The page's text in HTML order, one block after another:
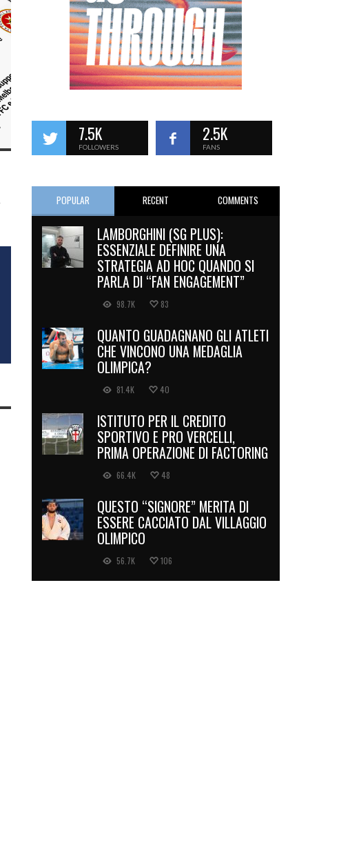
7.5K
FOLLOWERS
2.5K
FANS
POPULAR RECENT COMMENTS
LAMBORGHINI (SG PLUS):
ESSENZIALE DEFINIRE UNA
STRATEGIA AD HOC QUANDO SI
PARLA DI “FAN ENGAGEMENT”
98.7K 83
QUANTO GUADAGNANO GLI ATLETI
CHE VINCONO UNA MEDAGLIA
OLIMPICA?
81.4K 40
ISTITUTO PER IL CREDITO
SPORTIVO E PRO VERCELLI,
PRIMA OPERAZIONE DI FACTORING
66.4K 48
QUESTO “SIGNORE” MERITA DI
ESSERE CACCIATO DAL VILLAGGIO
OLIMPICO
56.7K 106